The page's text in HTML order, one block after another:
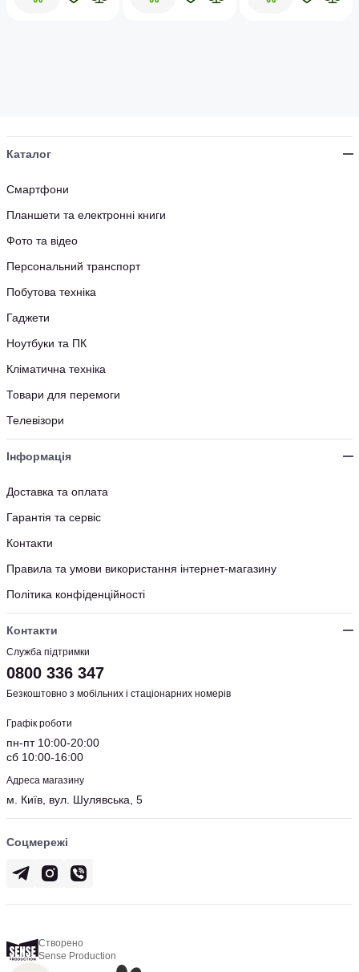
Каталог
Смартфони
Планшети та електронні книги
Фото та відео
Персональний транспорт
Побутова техніка
Гаджети
Ноутбуки та ПК
Кліматична техніка
Товари для перемоги
Телевізори
Інформація
Доставка та оплата
Гарантія та сервіс
Контакти
Правила та умови використання інтернет-магазину
Політика конфіденційності
Контакти
Служба підтримки
0800 336 347
Безкоштовно з мобільних і стаціонарних номерів
Графік роботи
пн-пт 10:00-20:00
сб 10:00-16:00
Адреса магазину
м. Київ, вул. Шулявська, 5
Соцмережі
Створено
Sense Production